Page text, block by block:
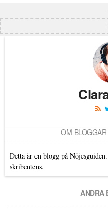
OM
Detta är en blogg på
skribentens.
ANDRA